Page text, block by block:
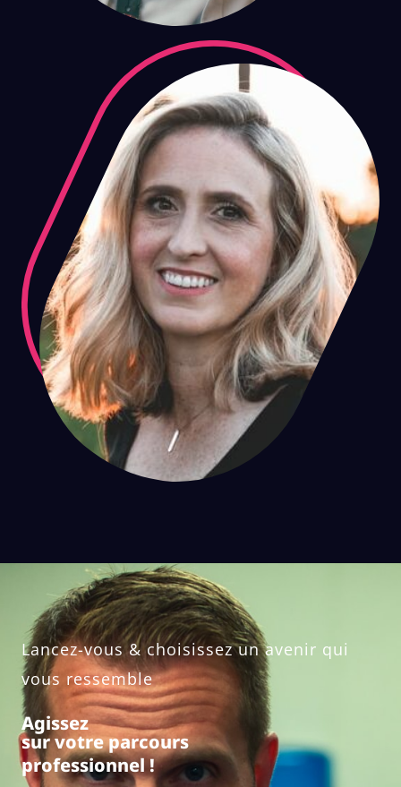
Lancez-vous & choisissez un avenir qui
vous ressemble
Agissez
sur votre parcours
professionnel !